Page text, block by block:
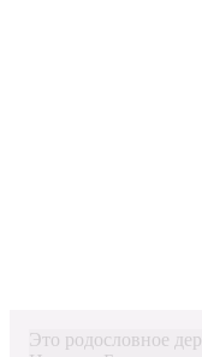
Это родословное